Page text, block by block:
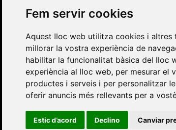
Fem servir cookies
Aquest lloc web utilitza cookies i altres
millorar la vostra experiència de
habilitar la funcionalitat bàsica del lloc
experiència al lloc web, per mesurar el
productes i serveis i per personalitzar
oferir anuncis més rellevants per a
Estic d’acord Declino Canviar